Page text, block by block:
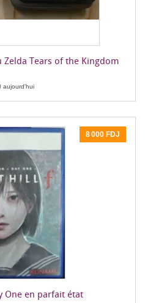
Tears of the Kingdom
aujourd'hui
8 000 FDJ
One en parfait état